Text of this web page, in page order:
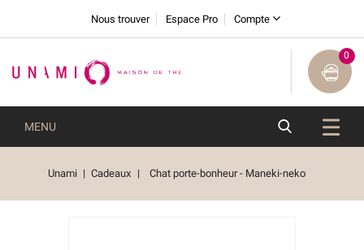
Nous trouver Espace Pro Compte
0
MENU
Unami Cadeaux Chat porte-bonheur - Maneki-neko